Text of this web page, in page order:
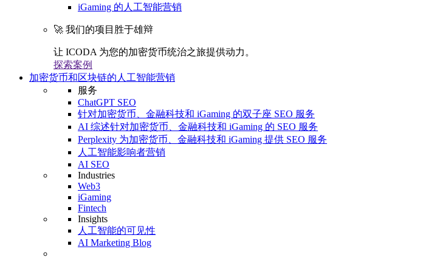
iGaming 的人工智能营销
🚀 我们的项目胜于雄辩
让 ICODA 为您的加密货币统治之旅提供动力。
探索案例
加密货币和区块链的人工智能营销
服务
ChatGPT SEO
针对加密货币、金融科技和 iGaming 的双子座 SEO 服务
AI 综述针对加密货币、金融科技和 iGaming 的 SEO 服务
Perplexity 为加密货币、金融科技和 iGaming 提供 SEO 服务
人工智能影响者营销
AI SEO
Industries
Web3
iGaming
Fintech
Insights
人工智能的可见性
AI Marketing Blog